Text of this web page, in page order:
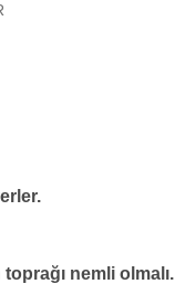
toprağı nemli olmalı.